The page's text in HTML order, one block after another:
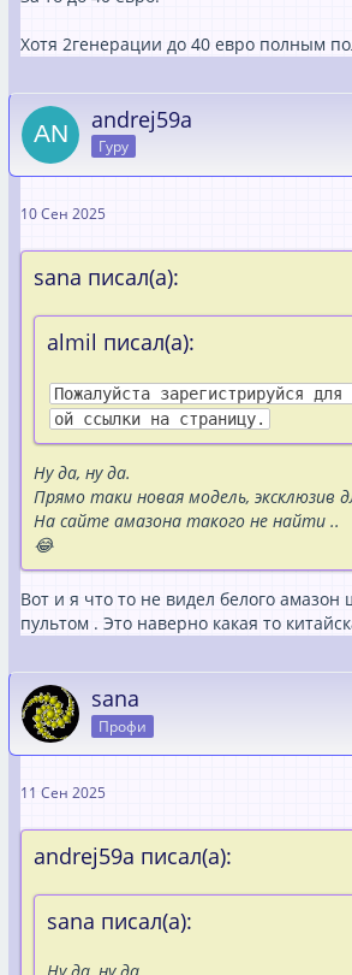
Хотя 2генерации до 40 евро полным
andrej59a
Гуру
10 Сен 2025
sana писал(а):
almil писал(а):
Пожалуйста зарегистрируйся
ой ссылки на страницу.
Ну да, ну да.
Прямо таки новая модель, эксклюзив
На сайте амазона такого не найти ..
😂
Вот и я что то не видел белого амазон
пультом . Это наверно какая то
sana
Профи
11 Сен 2025
andrej59a писал(а):
sana писал(а):